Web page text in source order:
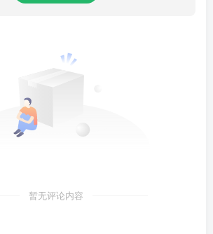
暂无评论内容